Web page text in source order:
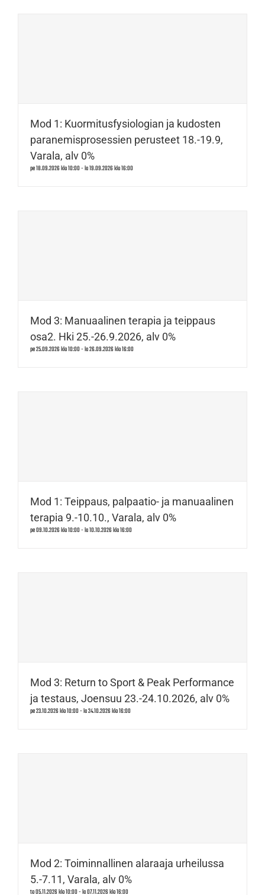
Mod 1: Kuormitusfysiologian ja kudosten
paranemisprosessien perusteet 18.-19.9,
Varala, alv 0%
pe 18.09.2026 klo 10:00-la 19.09.2026 klo 16:00
Mod 3: Manuaalinen terapia ja teippaus
osa2. Hki 25.-26.9.2026, alv 0%
pe 25.09.2026 klo 10:00-la 26.09.2026 klo 16:00
Mod 1: Teippaus, palpaatio- ja manuaalinen
terapia 9.-10.10., Varala, alv 0%
pe 09.10.2026 klo 10:00-la 10.10.2026 klo 16:00
Mod 3: Return to Sport & Peak Performance
ja testaus, Joensuu 23.-24.10.2026, alv 0%
pe 23.10.2026 klo 10:00-la 24.10.2026 klo 16:00
Mod 2: Toiminnallinen alaraaja urheilussa
5.-7.11, Varala, alv 0%
to 05.11.2026 klo 10:00-la 07.11.2026 klo 16:00